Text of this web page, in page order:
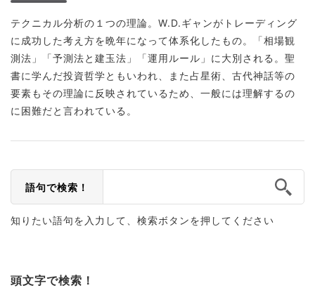
テクニカル分析の１つの理論。W.D.ギャンがトレーディング
に成功した考え方を晩年になって体系化したもの。「相場観
測法」「予測法と建玉法」「運用ルール」に大別される。聖
書に学んだ投資哲学ともいわれ、また占星術、古代神話等の
要素もその理論に反映されているため、一般には理解するの
に困難だと言われている。
語句で検索！
知りたい語句を入力して、検索ボタンを押してください
頭文字で検索！